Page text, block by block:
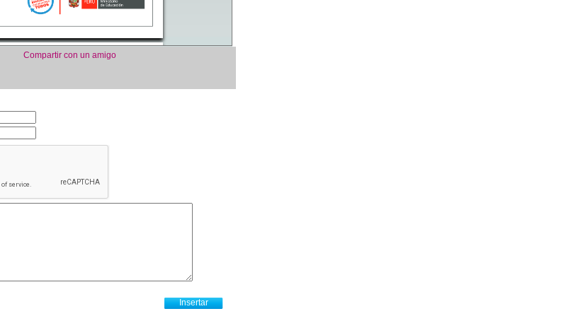
Compartir con un amigo